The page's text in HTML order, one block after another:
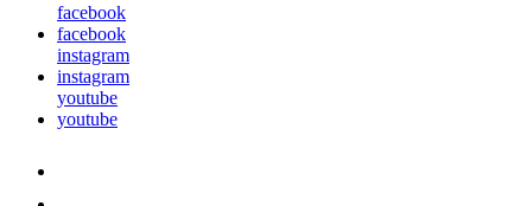
facebook
facebook
instagram
instagram
youtube
youtube